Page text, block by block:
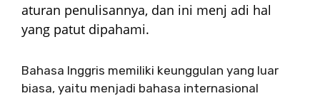
aturan penulisannya, dan ini menj adi hal
yang patut dipahami.
Bahasa Inggris memiliki keunggulan yang luar
biasa, yaitu menjadi bahasa internasional